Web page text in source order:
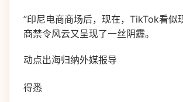
”印尼电商商场后，现在，TikTok看似
商禁令风云又呈现了一丝阴霾。
动点出海归纳外媒报导
得悉